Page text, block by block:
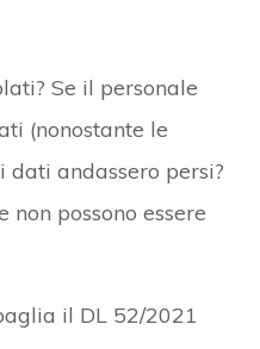
Se il personale
(nonostante le
dati andassero persi?
possono essere
il DL 52/2021